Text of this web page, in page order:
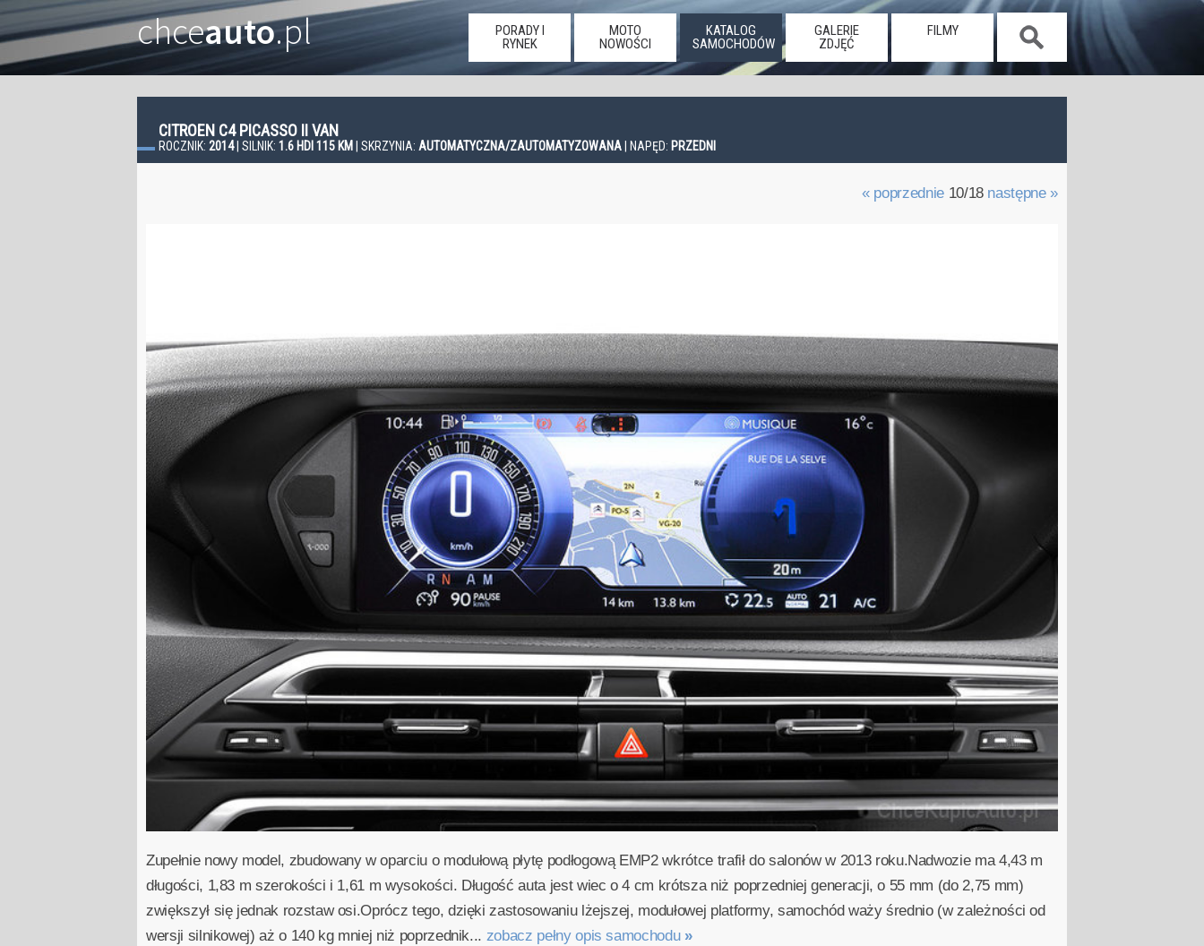
chceauto.pl
PORADY I
RYNEK
MOTO
NOWOŚCI
KATALOG
SAMOCHODÓW
GALERIE
ZDJĘĆ
FILMY
CITROEN C4 PICASSO II VAN
ROCZNIK: 2014| SILNIK: 1.6 HDI 115 KM | SKRZYNIA: AUTOMATYCZNA/ZAUTOMATYZOWANA | NAPĘD: PRZEDNI
« poprzednie10/18 następne »
Zupełnie nowy model, zbudowany w oparciu o modułową płytę podłogową EMP2 wkrótce trafił do salonów w 2013 roku.Nadwozie ma 4,43 m
długości, 1,83 m szerokości i 1,61 m wysokości. Długość auta jest wiec o 4 cm krótsza niż poprzedniej generacji, o 55 mm (do 2,75 mm)
zwiększył się jednak rozstaw osi.Oprócz tego, dzięki zastosowaniu lżejszej, modułowej platformy, samochód waży średnio (w zależności od
wersji silnikowej) aż o 140 kg mniej niż poprzednik... zobacz pełny opis samochodu »